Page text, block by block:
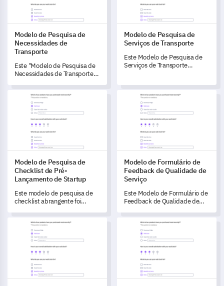
Modelo de Pesquisa de
Necessidades de
Transporte
Este "Modelo de Pesquisa de
Necessidades de Transporte"
hábitos e preferências de
transporte da sua
comunidade, capacitando-o a
impulsionar melhorias nos
serviços com base em dados
confiáveis.
Modelo de Pesquisa de
Serviços de Transporte
Este Modelo de Pesquisa de
Serviços de Transporte
clientes e atenda suas
demandas de forma mais
precisa.
Modelo de Pesquisa de Checklist de Pré-Lançamento de
Modelo de Pesquisa de
Checklist de Pré-
Lançamento de Startup
Este modelo de pesquisa de
checklist abrangente foi
identificar e abordar áreas
importantes antes do
lançamento da sua startup.
Modelo de Formulário de
Modelo de Formulário de
Feedback de Qualidade de
Serviço
Este Modelo de Formulário de
Feedback de Qualidade de
satisfação do cliente e
identificar áreas para
melhoria.
Modelo de Pesquisa de Avaliação de ProdutoQuestionário de Análise de